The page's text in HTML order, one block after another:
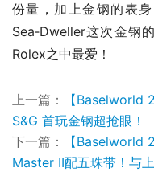
份量，加上金钢的表
Sea‑Dweller这次金钢
Rolex之中最爱！
上一篇：
【Baselworld
S&G 首玩金钢超抢眼！
下一篇：
【Baselworld
Master II配五珠带！与